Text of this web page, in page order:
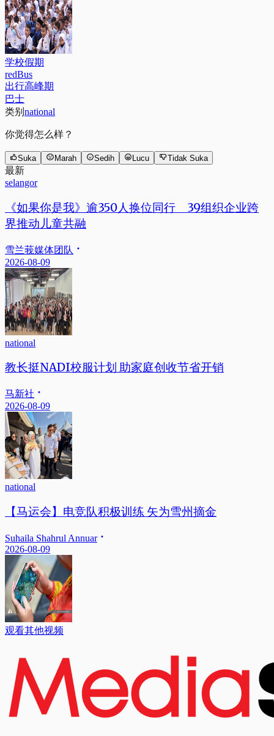
学校假期
redBus
出行高峰期
巴士
类别 national
你觉得怎么样？
Suka Marah Sedih Lucu Tidak Suka
最新
selangor
《如果你是我》逾350人换位同行 39组织企业跨
界推动儿童共融
雪兰莪媒体团队
2026-08-09
national
教长挺NADI校服计划 助家庭创收节省开销
马新社
2026-08-09
national
【马运会】电竞队积极训练 矢为雪州摘金
Suhaila Shahrul Annuar
2026-08-09
观看其他视频